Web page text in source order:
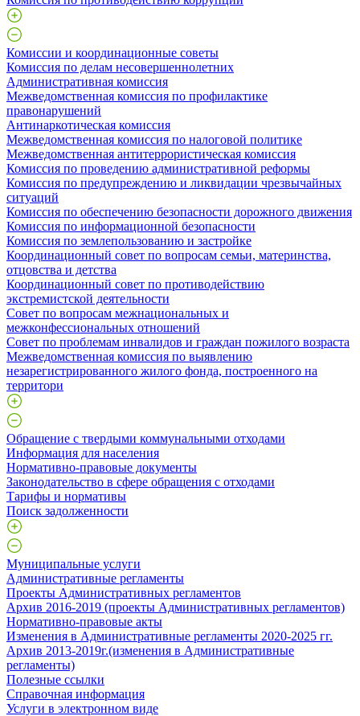
Комиссии и координационные советы
Комиссия по делам несовершеннолетних
Административная комиссия
Межведомственная комиссия по профилактике
правонарушений
Антинаркотическая комиссия
Межведомственная комиссия по налоговой политике
Межведомственная антитеррористическая комиссия
Комиссия по проведению административной реформы
Комиссия по предупреждению и ликвидации чрезвычайных
ситуаций
Комиссия по обеспечению безопасности дорожного движения
Комиссия по информационной безопасности
Комиссия по землепользованию и застройке
Координационный совет по вопросам семьи, материнства,
отцовства и детства
Координационный совет по противодействию
экстремистской деятельности
Совет по вопросам межнациональных и
межконфессиональных отношений
Совет по проблемам инвалидов и граждан пожилого возраста
Межведомственная комиссия по выявлению
незарегистрированного жилого фонда, построенного на
территори
Обращение с твердыми коммунальными отходами
Информация для населения
Нормативно-правовые документы
Законодательство в сфере обращения с отходами
Тарифы и нормативы
Поиск задолженности
Муниципальные услуги
Административные регламенты
Проекты Административных регламентов
Архив 2016-2019 (проекты Административных регламентов)
Нормативно-правовые акты
Изменения в Административные регламенты 2020-2025 гг.
Архив 2013-2019г.(изменения в Административные
регламенты)
Полезные ссылки
Справочная информация
Услуги в электронном виде